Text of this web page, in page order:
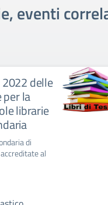
eventi
delle
la
librarie
di
al